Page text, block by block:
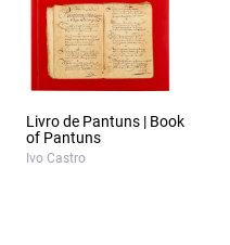
Livro de Pantuns | Book
of Pantuns
Ivo Castro